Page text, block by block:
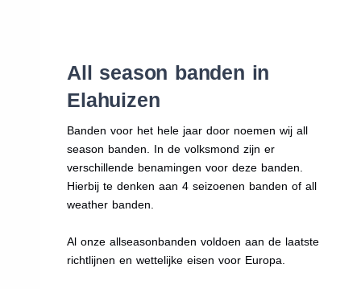
All season banden in
Elahuizen
Banden voor het hele jaar door noemen wij all
season banden. In de volksmond zijn er
verschillende benamingen voor deze banden.
Hierbij te denken aan 4 seizoenen banden of all
weather banden.
Al onze allseasonbanden voldoen aan de laatste
richtlijnen en wettelijke eisen voor Europa.